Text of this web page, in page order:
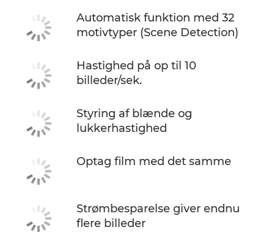
Automatisk funktion med 32
motivtyper (Scene Detection)
Hastighed på op til 10
billeder/sek.
Styring af blænde og
lukkerhastighed
Optag film med det samme
Strømbesparelse giver endnu
flere billeder